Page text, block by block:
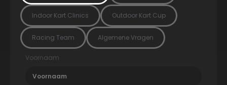
Indoor Kart Clinics Outdoor Kart Cup
Racing Team Algemene Vragen
Voornaam